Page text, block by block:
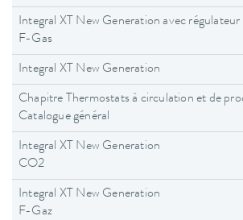
Integral XT New Generation avec régulateur
F-Gas
Integral XT New Generation
Chapitre Thermostats à circulation et de
Catalogue général
Integral XT New Generation
CO2
Integral XT New Generation
F-Gaz